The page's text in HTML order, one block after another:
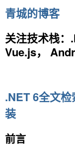
青城的博客
关注技术栈
Vue.js，
.NET 6全文
装
前言